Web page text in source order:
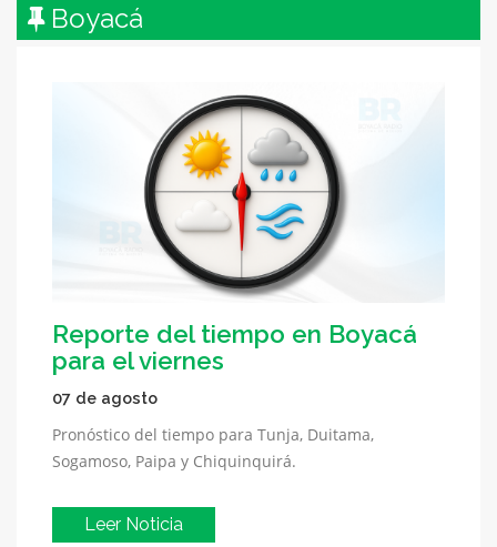
Boyacá
Reporte del tiempo en Boyacá
para el viernes
07 de agosto
Pronóstico del tiempo para Tunja, Duitama,
Sogamoso, Paipa y Chiquinquirá.
Leer Noticia